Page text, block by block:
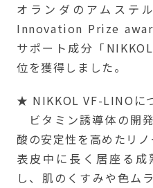
オランダのアムステ
Innovation Prize
サポート成分「
位を獲得しました。
★ NIKKOL VF-LINOに
ビタミン誘導体の開
酸の安定性を高めたリノ
表皮中に長く居座る
し、肌のくすみや色ム